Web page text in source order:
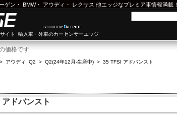
ゲン ・ BMW・ アウディ ・ レクサス 他エッジなプレミア車情報満載！
イト 輸入車・外車のカーセンサーエッジ
価格です
アウディ Q2 > Q2(24年12月-生産中) > 35 TFSI アドバンスト
ドバンスト